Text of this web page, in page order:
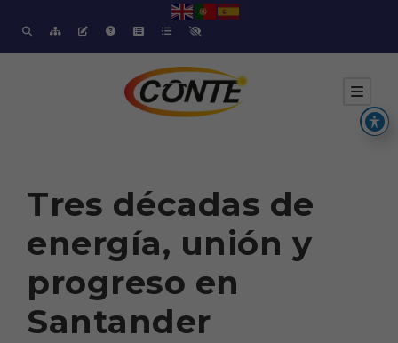
Tres décadas de
energía, unión y
progreso en
Santander